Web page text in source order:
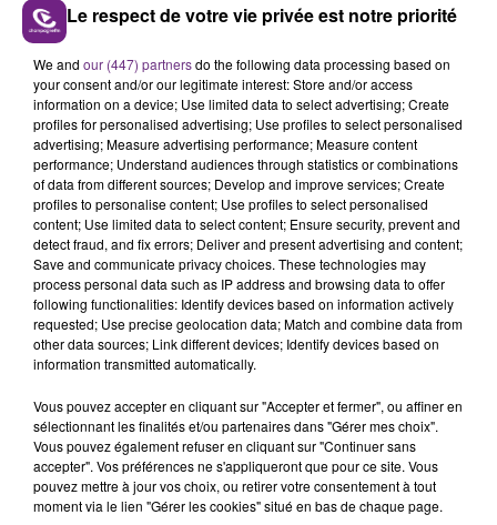
LE MAGASIN JOUÉCLUB DE REIMS FERME
SES PORTES
C'était l'une des institutions du centre-ville
rémois. Le magasin JouéClub est contraint de
fermer ses portes.
TITRES DIFFUSÉS
14h02
14h02
SHAKIRA FEAT. BURNA BOY
Dai Dai
14h00
14h00
PIERRE DE MAERE
Je Pense A Vous
13h57
13h57 13h49
13h49
Le respect de votre vie privée est notre priorité
We and our (447) partnersdo the following data processing based on
your consent and/or our legitimate interest: Store and/or access
information on a device; Use limited data to select advertising; Create
profiles for personalised advertising; Use profiles to select personalised
advertising; Measure advertising performance; Measure content
performance; Understand audiences through statistics or combinations
of data from different sources; Develop and improve services; Create
profiles to personalise content; Use profiles to select personalised
content; Use limited data to select content; Ensure security, prevent and
detect fraud, and fix errors; Deliver and present advertising and content;
Save and communicate privacy choices. These technologies may
process personal data such as IP address and browsing data to offer
following functionalities: Identify devices based on information actively
requested; Use precise geolocation data; Match and combine data from
other data sources; Link different devices; Identify devices based on
information transmitted automatically.
Vous pouvez accepter en cliquant sur "Accepter et fermer", ou affiner en
sélectionnant les finalités et/ou partenaires dans "Gérer mes choix".
Vous pouvez également refuser en cliquant sur "Continuer sans
accepter". Vos préférences ne s'appliqueront que pour ce site. Vous
pouvez mettre à jour vos choix, ou retirer votre consentement à tout
moment via le lien "Gérer les cookies" situé en bas de chaque page.